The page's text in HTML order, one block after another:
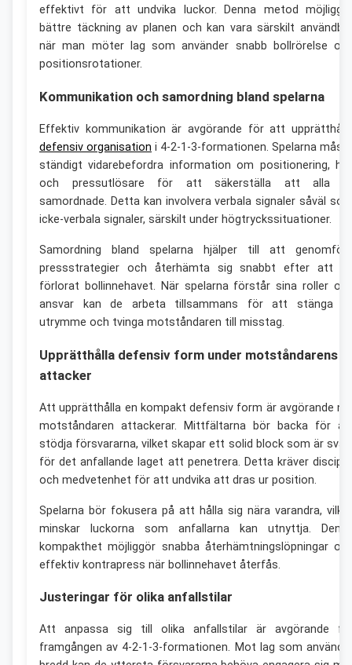
effektivt för att undvika luckor. Denna metod
bättre täckning av planen och kan vara särskilt
när man möter lag som använder snabb bollrörelse
positionsrotationer.
Kommunikation och samordning bland spelarna
Effektiv kommunikation är avgörande för att
defensiv organisation i 4-2-1-3-formationen. Spelarna
ständigt vidarebefordra information om positionering,
och pressutlösare för att säkerställa att alla
samordnade. Detta kan involvera verbala signaler såväl
icke-verbala signaler, särskilt under högtryckssituationer.
Samordning bland spelarna hjälper till att
pressstrategier och återhämta sig snabbt efter att
förlorat bollinnehavet. När spelarna förstår sina roller
ansvar kan de arbeta tillsammans för att stänga
utrymme och tvinga motståndaren till misstag.
Upprätthålla defensiv form under motståndarens
attacker
Att upprätthålla en kompakt defensiv form är avgörande
motståndaren attackerar. Mittfältarna bör backa för
stödja försvararna, vilket skapar ett solid block som är
för det anfallande laget att penetrera. Detta kräver
och medvetenhet för att undvika att dras ur position.
Spelarna bör fokusera på att hålla sig nära varandra,
minskar luckorna som anfallarna kan utnyttja.
kompakthet möjliggör snabba återhämtningslöpningar
effektiv kontrapress när bollinnehavet återfås.
Justeringar för olika anfallstilar
Att anpassa sig till olika anfallstilar är avgörande
framgången av 4-2-1-3-formationen. Mot lag som